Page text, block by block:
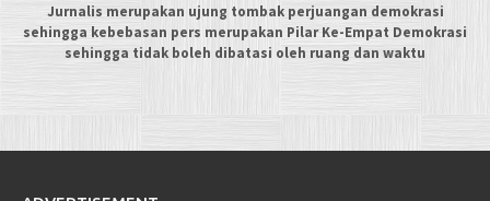
Jurnalis merupakan ujung tombak perjuangan demokrasi
sehingga kebebasan pers merupakan Pilar Ke-Empat Demokrasi
sehingga tidak boleh dibatasi oleh ruang dan waktu